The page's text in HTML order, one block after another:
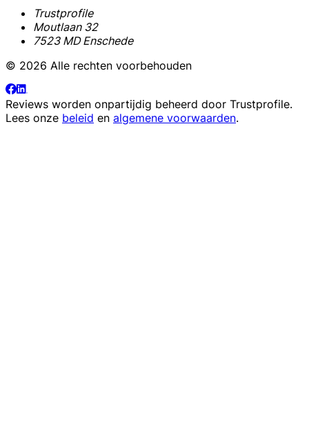
Trustprofile
Moutlaan 32
7523 MD Enschede
© 2026 Alle rechten voorbehouden
Reviews worden onpartijdig beheerd door Trustprofile.
Lees onze beleid en algemene voorwaarden.